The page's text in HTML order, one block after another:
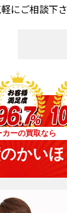
にご相談下さ
カーの買取なら
かい